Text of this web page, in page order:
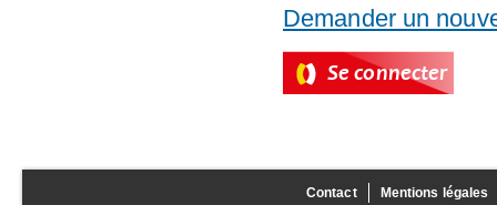
Demander un
Contact
Mentions légales